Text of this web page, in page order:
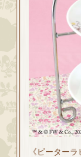
《ピーター